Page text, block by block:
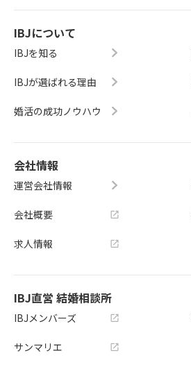
IBJについて
IBJを知る
IBJが選ばれる理由
婚活の成功ノウハウ
会社情報
運営会社情報
会社概要
求人情報
IBJ直営 結婚相談所
IBJメンバーズ
サンマリエ